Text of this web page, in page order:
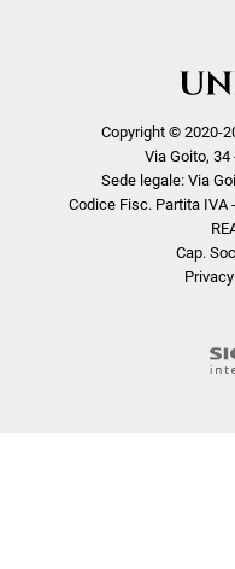
Copyright © 2020-
Via Goito, 34
Sede legale: Via
Codice Fisc. Partita IVA
Cap.